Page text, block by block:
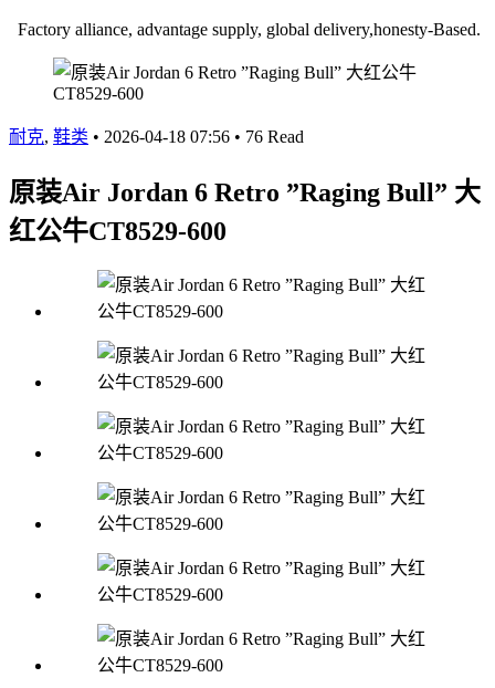
Factory alliance, advantage supply, global delivery,honesty-Based.
耐克, 鞋类 • 2026-04-18 07:56 • 76 Read
原装Air Jordan 6 Retro ”Raging Bull” 大
红公牛CT8529-600